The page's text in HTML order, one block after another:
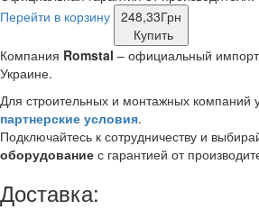
Перейти в корзину 248,33Грн
Купить
Компания Romstal – официальный
Украине.
Для строительных и монтажных компаний
партнерские условия.
Подключайтесь к сотрудничеству и
оборудование с гарантией от
Доставка: